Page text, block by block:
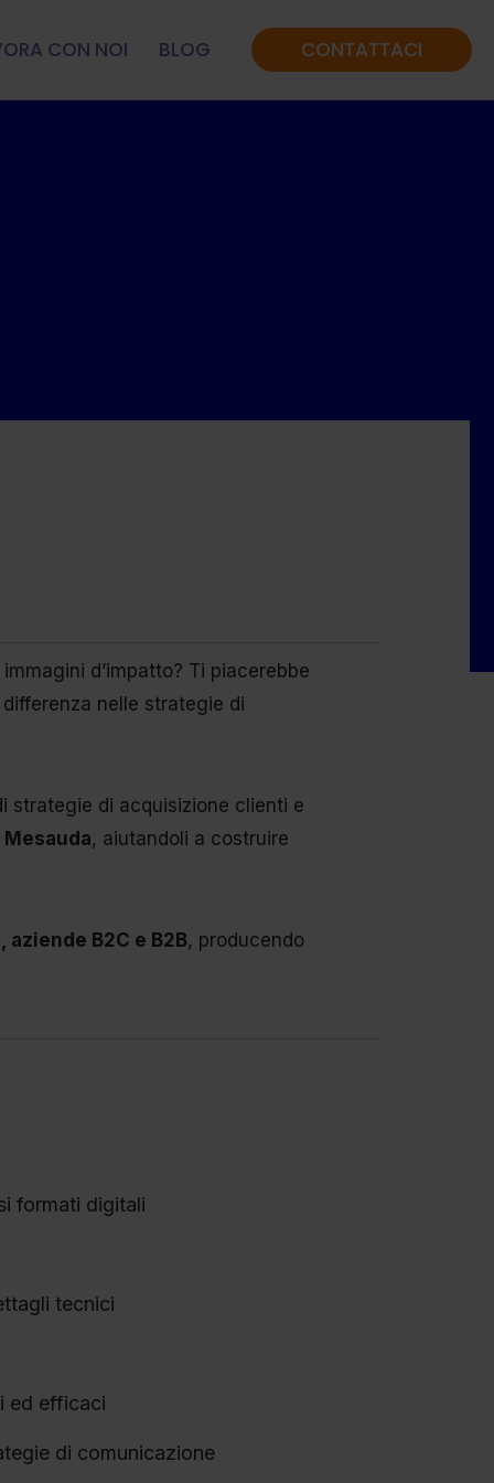
CON NOI BLOG CONTATTACI
d’impatto? Ti piacerebbe
nelle strategie di
strategie di acquisizione clienti e
Mesauda, aiutandoli a costruire
B2C e B2B, producendo
formati digitali
tecnici
ed efficaci
di comunicazione